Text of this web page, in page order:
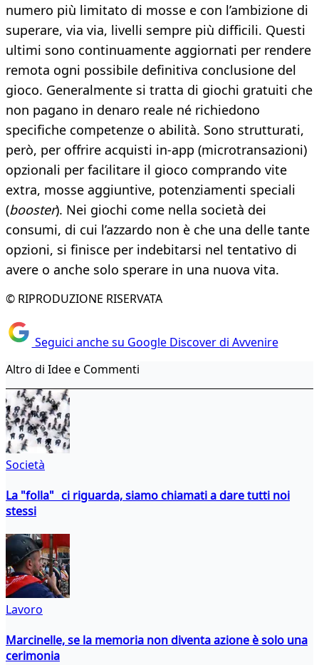
numero più limitato di mosse e con l’ambizione di
superare, via via, livelli sempre più difficili. Questi
ultimi sono continuamente aggiornati per rendere
remota ogni possibile definitiva conclusione del
gioco. Generalmente si tratta di giochi gratuiti che
non pagano in denaro reale né richiedono
specifiche competenze o abilità. Sono strutturati,
però, per offrire acquisti in-app (microtransazioni)
opzionali per facilitare il gioco comprando vite
extra, mosse aggiuntive, potenziamenti speciali
(booster). Nei giochi come nella società dei
consumi, di cui l’azzardo non è che una delle tante
opzioni, si finisce per indebitarsi nel tentativo di
avere o anche solo sperare in una nuova vita.
© RIPRODUZIONE RISERVATA
Seguici anche su Google Discover di Avvenire
Altro di Idee e Commenti
Società
La "folla" ci riguarda, siamo chiamati a dare tutti noi
stessi
Lavoro
Marcinelle, se la memoria non diventa azione è solo una
cerimonia